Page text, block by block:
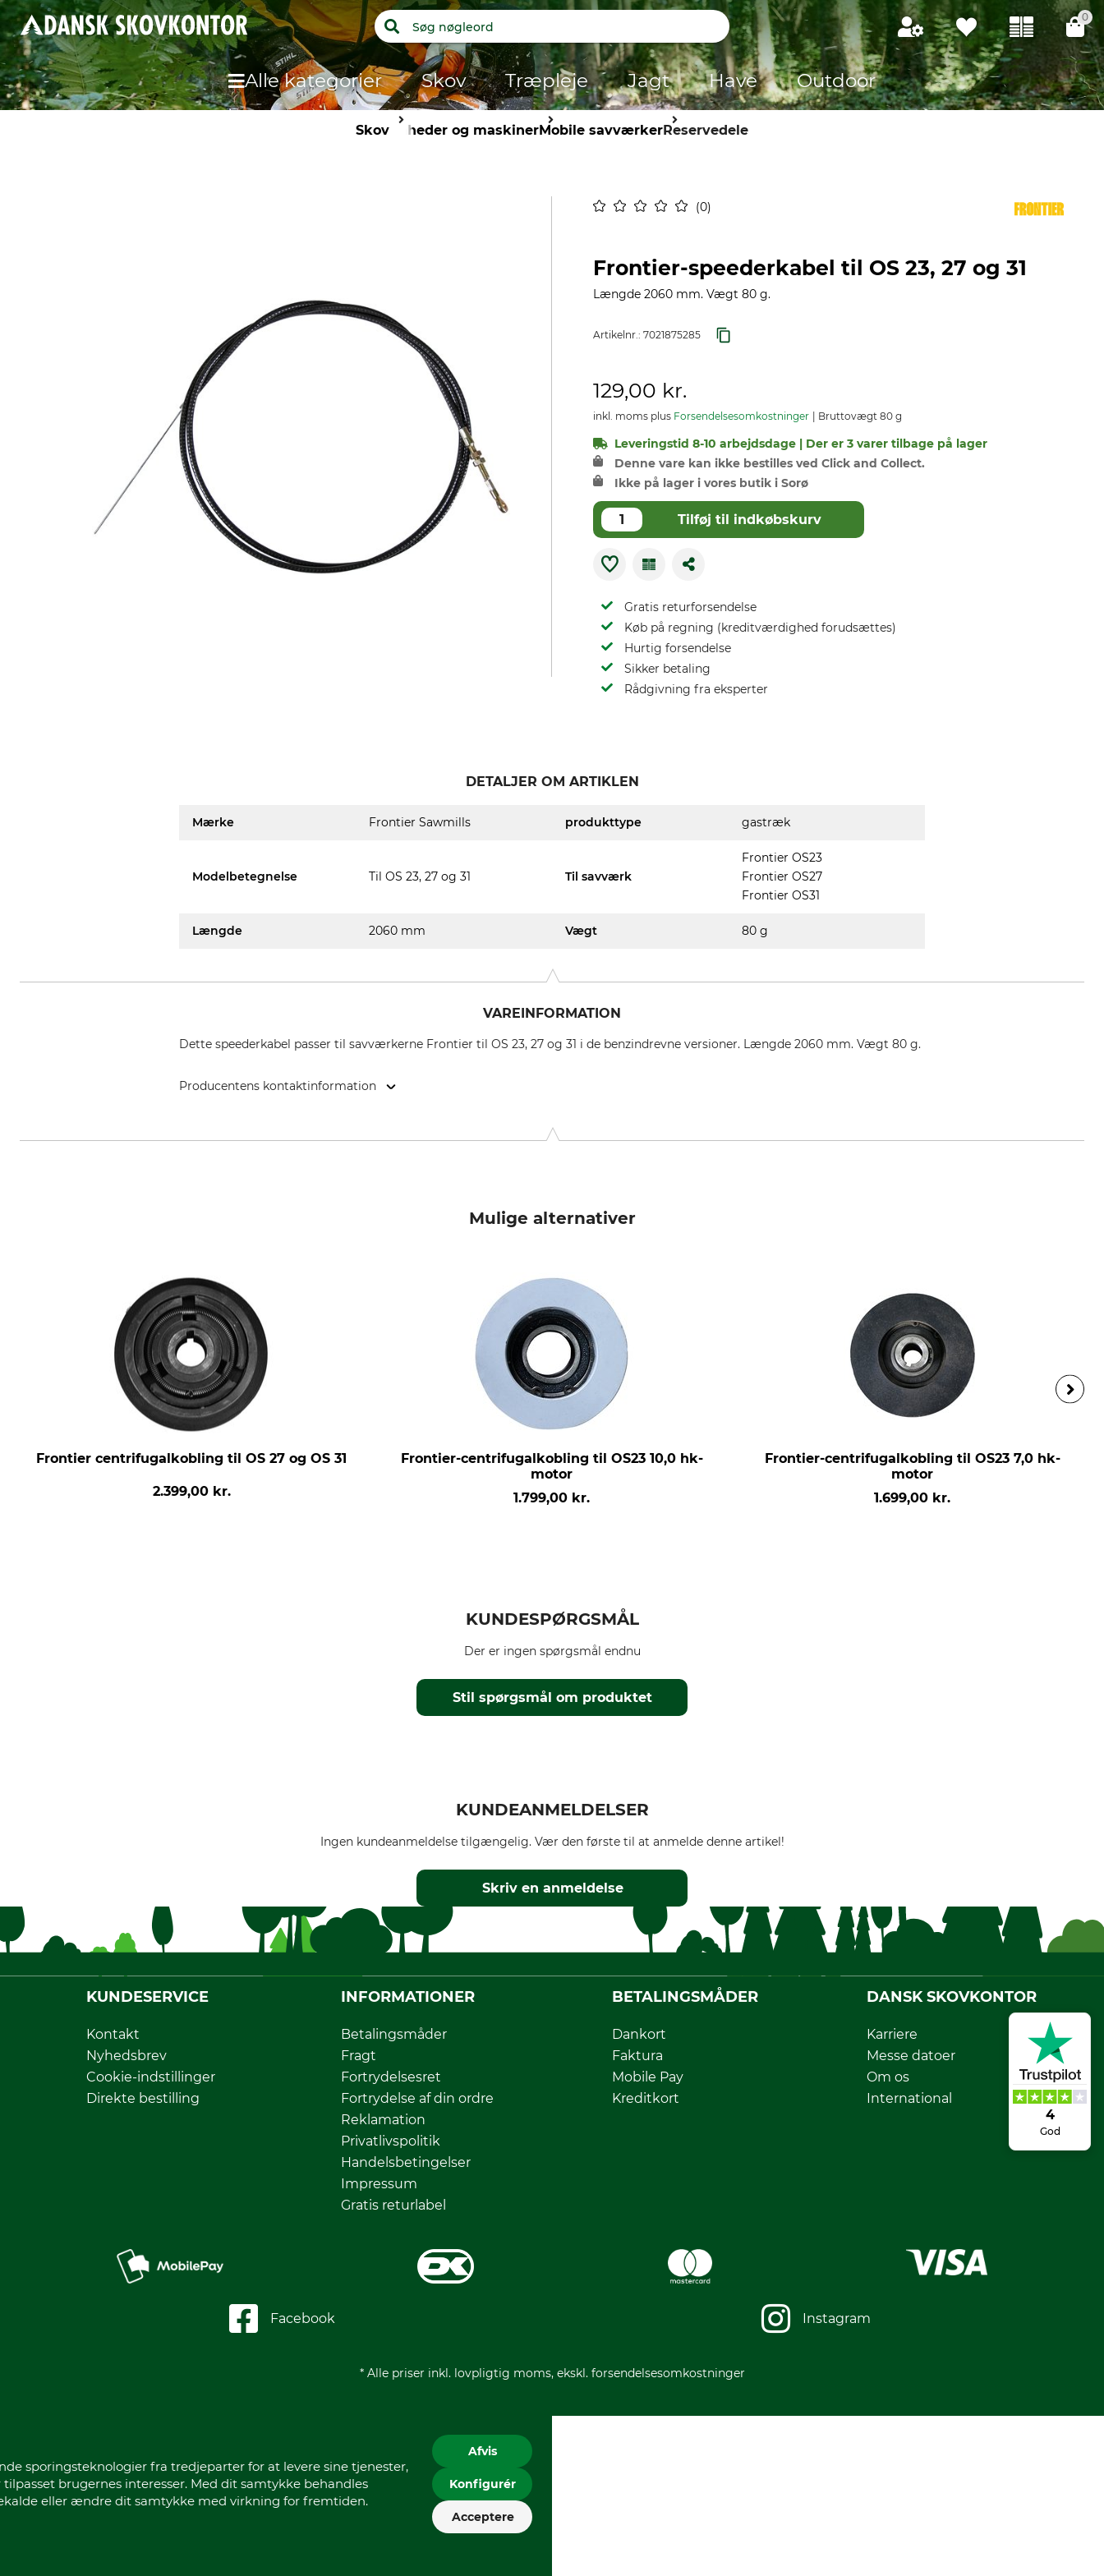
4
God
0
Alle kategorier Skov Træpleje Jagt Have Outdoor
Skov Enheder og maskinerMobile savværkerReservedele
0
Frontier-speederkabel til OS 23, 27 og 31
Længde 2060 mm. Vægt 80 g.
Artikelnr.: 7021875285
129,00 kr.
inkl. moms plus Forsendelsesomkostninger Bruttovægt 80 g
Leveringstid 8-10 arbejdsdage | Der er 3 varer tilbage på lager
Denne vare kan ikke bestilles ved Click and Collect.
Ikke på lager i vores butik i Sorø
Tilføj til indkøbskurv
Gratis returforsendelse
Køb på regning (kreditværdighed forudsættes)
Hurtig forsendelse
Sikker betaling
Rådgivning fra eksperter
DETALJER OM ARTIKLEN
Mærke Frontier Sawmills produkttype gastræk
Modelbetegnelse Til OS 23, 27 og 31 Til savværk
Frontier OS23
Frontier OS27
Frontier OS31
Længde 2060 mm Vægt 80 g
VAREINFORMATION
Dette speederkabel passer til savværkerne Frontier til OS 23, 27 og 31 i de benzindrevne versioner. Længde 2060 mm. Vægt 80 g.
Producentens kontaktinformation
Mulige alternativer
Frontier centrifugalkobling til OS 27 og OS 31
2.399,00 kr.
Frontier-centrifugalkobling til OS23 10,0 hk-
motor
1.799,00 kr.
Frontier-centrifugalkobling til OS23 7,0 hk-
motor
1.699,00 kr.
KUNDESPØRGSMÅL
Stil spørgsmål om produktet
Der er ingen spørgsmål endnu
KUNDEANMELDELSER
Ingen kundeanmeldelse tilgængelig. Vær den første til at anmelde denne artikel!
Skriv en anmeldelse
KUNDESERVICE
Kontakt
Nyhedsbrev
Cookie-indstillinger
Direkte bestilling
INFORMATIONER
Betalingsmåder
Fragt
Fortrydelsesret
Fortrydelse af din ordre
Reklamation
Privatlivspolitik
Handelsbetingelser
Impressum
Gratis returlabel
BETALINGSMÅDER
Dankort
Faktura
Mobile Pay
Kreditkort
DANSK SKOVKONTOR
Karriere
Messe datoer
Om os
International
Facebook Instagram
* Alle priser inkl. lovpligtig moms, ekskl. forsendelsesomkostninger
sporingsteknologier fra tredjeparter for at levere sine tjenester,
brugernes interesser. Med dit samtykke behandles
eller ændre dit samtykke med virkning for fremtiden.
Afvis
Konfigurér
Acceptere